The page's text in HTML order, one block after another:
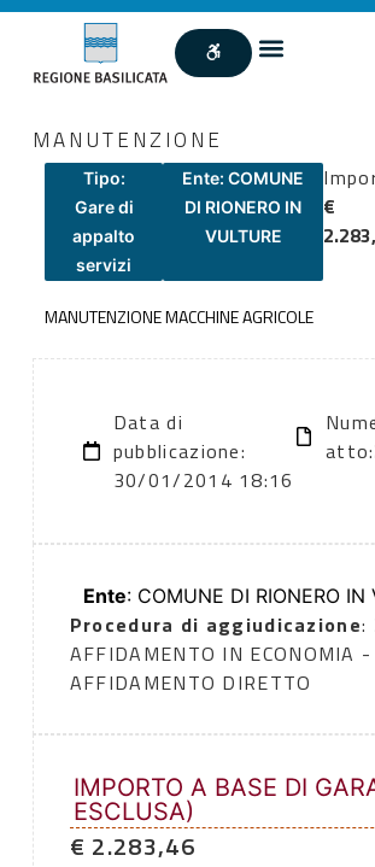
MANUTENZIONE
Tipo:
Gare di
appalto
servizi
Ente: COMUNE
DI RIONERO IN
VULTURE
€
MANUTENZIONE MACCHINE AGRICOLE
Data di
pubblicazione:
30/01/2014 18:16
atto:
Ente: COMUNE DI RIONERO IN
Procedura di aggiudicazione:
AFFIDAMENTO IN ECONOMIA -
AFFIDAMENTO DIRETTO
IMPORTO A BASE DI
ESCLUSA)
€ 2.283,46